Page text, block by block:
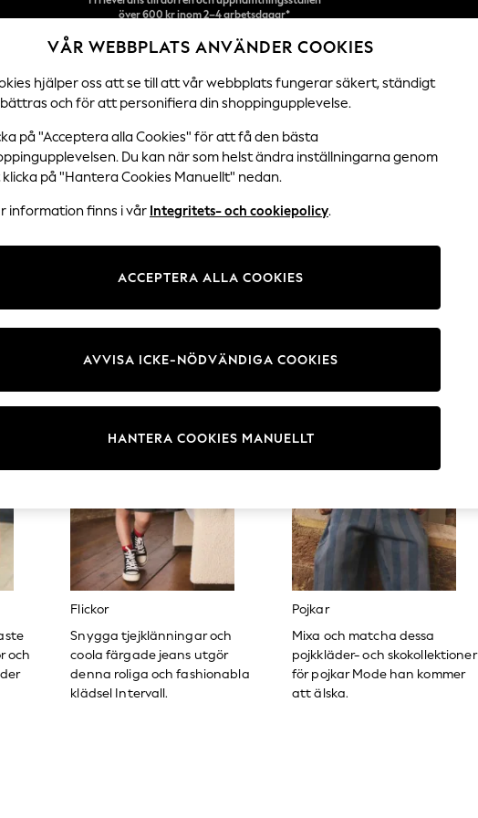
Vi accepterar
NYA enkla returer*
DAMER HERRAR SEMESTERBUTIK
inte längre.
efter den ovan.
och
Flickor
Snygga tjejklänningar och
coola färgade jeans utgör
denna roliga och fashionabla
klädsel Intervall.
Pojkar
Mixa och matcha dessa
pojkkläder- och skokollektioner
för pojkar Mode han kommer
att älska.
VÅR WEBBPLATS ANVÄNDER COOKIES
hjälper oss att se till att vår webbplats fungerar säkert, ständigt
och för att personifiera din shoppingupplevelse.
på "Acceptera alla Cookies" för att få den bästa
Du kan när som helst ändra inställningarna genom
på "Hantera Cookies Manuellt" nedan.
information finns i vår Integritets- och cookiepolicy.
ACCEPTERA ALLA COOKIES
HANTERA COOKIES MANUELLT
AVVISA ICKE-NÖDVÄNDIGA COOKIES